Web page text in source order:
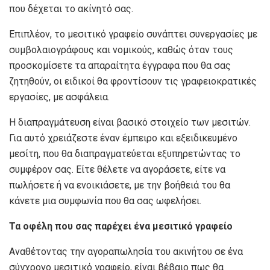
που δέχεται το ακίνητό σας.
Επιπλέον, το μεσιτικό γραφείο συνάπτει συνεργασίες με
συμβολαιογράφους και νομικούς, καθώς όταν τους
προσκομίσετε τα απαραίτητα έγγραφα που θα σας
ζητηθούν, οι ειδικοί θα φροντίσουν τις γραφειοκρατικές
εργασίες, με ασφάλεια.
Η διαπραγμάτευση είναι βασικό στοιχείο των μεσιτών.
Για αυτό χρειάζεστε έναν έμπειρο και εξειδικευμένο
μεσίτη, που θα διαπραγματεύεται εξυπηρετώντας το
συμφέρον σας. Είτε θέλετε να αγοράσετε, είτε να
πωλήσετε ή να ενοικιάσετε, με την βοήθειά του θα
κάνετε μια συμφωνία που θα σας ωφελήσει.
Τα οφέλη που σας παρέχει ένα μεσιτικό γραφείο
Αναθέτοντας την αγοραπωλησία του ακινήτου σε ένα
σύγχρονο μεσιτικό γραφείο, είναι βέβαιο πως θα